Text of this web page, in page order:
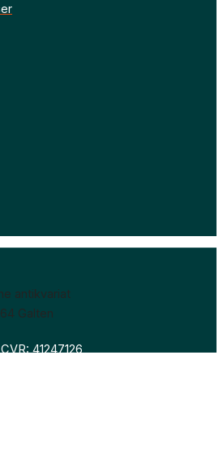
antikvariat
Galten
CVR: 41247126